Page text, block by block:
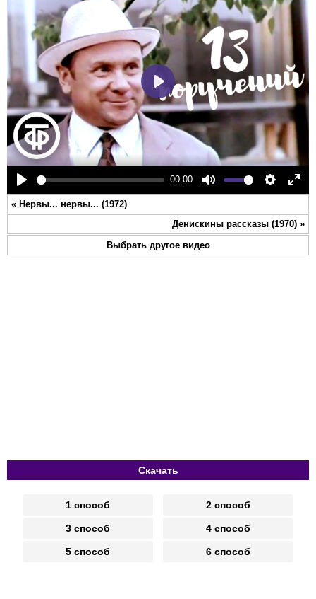
Play
00:00
Mute Settings
Play
« Нервы... нервы... (1972)
Денискины рассказы (1970) »
Выбрать другое видео
Скачать
1 способ 2 способ
3 способ 4 способ
5 способ 6 способ